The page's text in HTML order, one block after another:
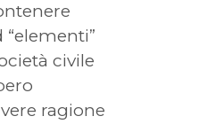
civile
ragione